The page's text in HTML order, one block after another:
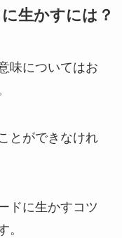
生かすには？
味についてはお
とができなけれ
ドに生かすコツ
。